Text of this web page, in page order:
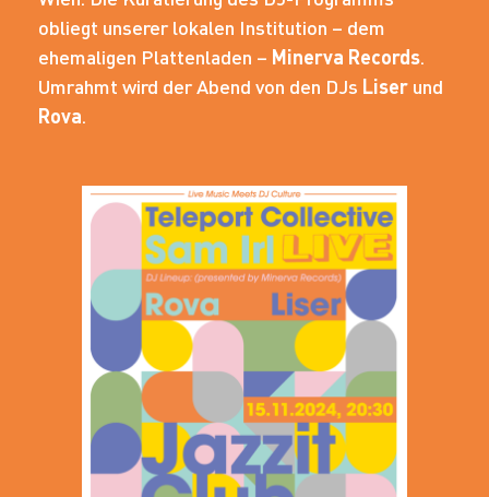
obliegt unserer lokalen Institution – dem
ehemaligen Plattenladen – Minerva Records.
Umrahmt wird der Abend von den DJs Liser und
Rova.